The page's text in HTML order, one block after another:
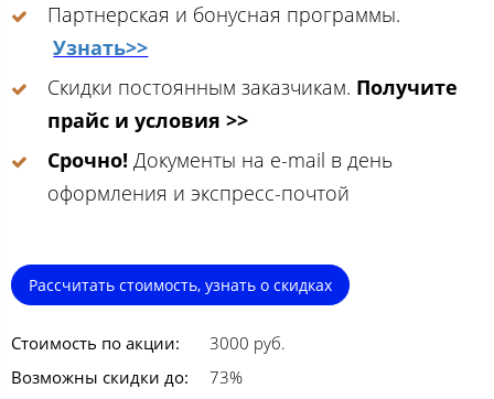
Партнерская и бонусная программы.
Узнать>>
Скидки постоянным заказчикам. Получите
прайс и условия >>
Срочно! Документы на e-mail в день
оформления и экспресс-почтой
Рассчитать стоимость, узнать о скидках
Стоимость по акции:
3000 руб.
Возможны скидки до:
73%